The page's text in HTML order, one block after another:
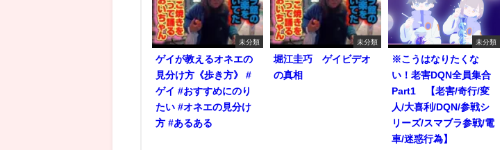
未分類
ゲイが教えるオネエの
見分け方《歩き方》 #
ゲイ #おすすめにのり
たい #オネエの見分け
方 #あるある
未分類
堀江圭巧 ゲイビデオ
の真相
未分類
※こうはなりたくな
い！老害DQN全員集合
Part1 【老害/奇行/変
人/大喜利/DQN/参戦シ
リーズ/スマブラ参戦/電
車/迷惑行為】